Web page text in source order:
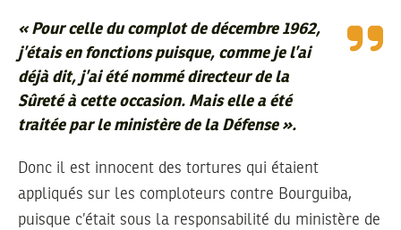
«Pour celle du complot de décembre 1962,
j’étais en fonctions puisque, comme je l’ai
déjà dit, j’ai été nommé directeur de la
Sûreté à cette occasion. Mais elle a été
traitée par le ministère de la Défense ».
Donc il est innocent des tortures qui étaient
appliqués sur les comploteurs contre Bourguiba,
puisque c’était sous la responsabilité du ministère de